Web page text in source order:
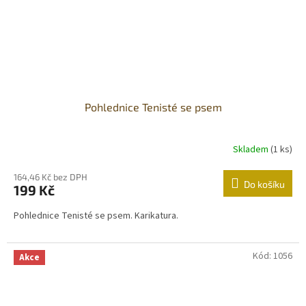
Pohlednice Tenisté se psem
Skladem (1 ks)
164,46 Kč bez DPH
199 Kč Do košíku
Pohlednice Tenisté se psem. Karikatura.
Akce Kód: 1056